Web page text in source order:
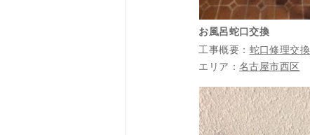
お風呂蛇口交換
工事概要： 蛇口修理交換
エリア：名古屋市西区